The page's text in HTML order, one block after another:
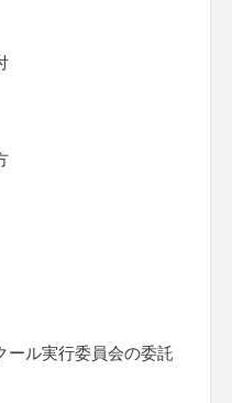
ール実行委員会の委託